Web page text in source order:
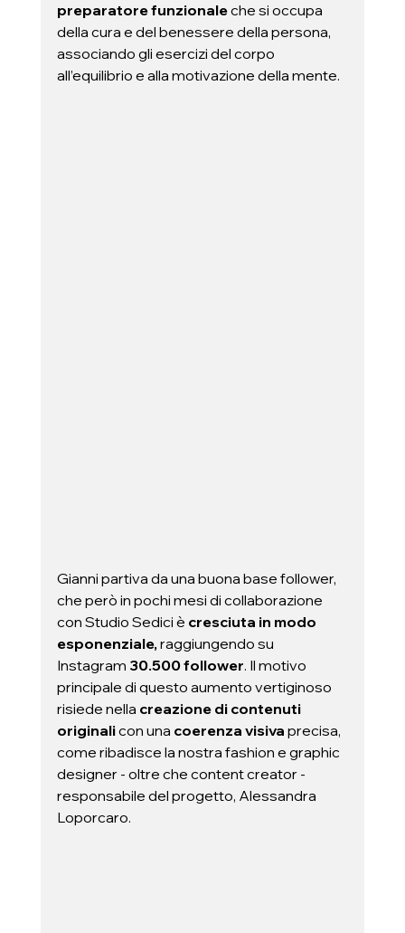
preparatore funzionale che si occupa
della cura e del benessere della persona,
associando gli esercizi del corpo
all’equilibrio e alla motivazione della mente.
Gianni partiva da una buona base follower,
che però in pochi mesi di collaborazione
con Studio Sedici è cresciuta in modo
esponenziale, raggiungendo su
Instagram 30.500 follower. Il motivo
principale di questo aumento vertiginoso
risiede nella creazione di contenuti
originali con una coerenza visiva precisa,
come ribadisce la nostra fashion e graphic
designer - oltre che content creator -
responsabile del progetto, Alessandra
Loporcaro.